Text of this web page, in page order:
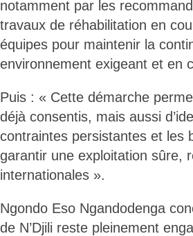
notamment par les
travaux de réhabilitation en
équipes pour maintenir la
environnement exigeant et en
Puis : « Cette démarche
déjà consentis, mais aussi
contraintes persistantes et les
garantir une exploitation sûre,
internationales ».
Ngondo Eso Ngandodenga
de N’Djili reste pleinement